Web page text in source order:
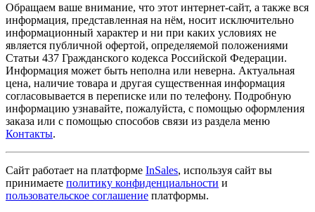
Обращаем ваше внимание, что этот интернет-сайт, а также вся
информация, представленная на нём, носит исключительно
информационный характер и ни при каких условиях не
является публичной офертой, определяемой положениями
Статьи 437 Гражданского кодекса Российской Федерации.
Информация может быть неполна или неверна. Актуальная
цена, наличие товара и другая существенная информация
согласовывается в переписке или по телефону. Подробную
информацию узнавайте, пожалуйста, с помощью оформления
заказа или с помощью способов связи из раздела меню
Контакты.
Сайт работает на платформе InSales, используя сайт вы
принимаете политику конфиденциальности и
пользовательское соглашение платформы.